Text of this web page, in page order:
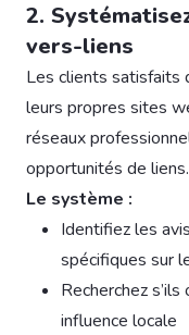
2.
vers-liens
Les clients satisfaits
leurs propres sites
réseaux
opportunités de liens.
Le système :
Identifiez les
spécifiques sur
Recherchez
influence locale